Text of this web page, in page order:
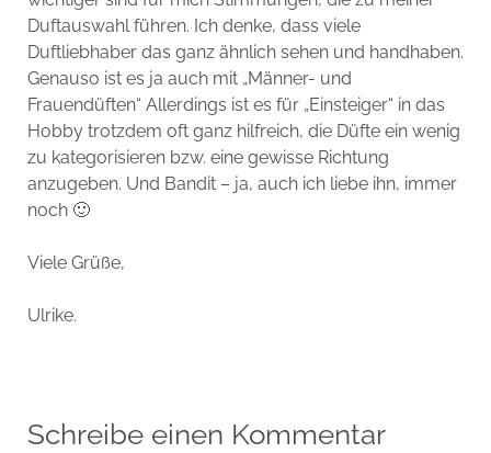
Duftauswahl führen. Ich denke, dass viele
Duftliebhaber das ganz ähnlich sehen und handhaben.
Genauso ist es ja auch mit „Männer- und
Frauendüften“ Allerdings ist es für „Einsteiger“ in das
Hobby trotzdem oft ganz hilfreich, die Düfte ein wenig
zu kategorisieren bzw. eine gewisse Richtung
anzugeben. Und Bandit – ja, auch ich liebe ihn, immer
noch 🙂
Viele Grüße,
Ulrike.
Schreibe einen Kommentar